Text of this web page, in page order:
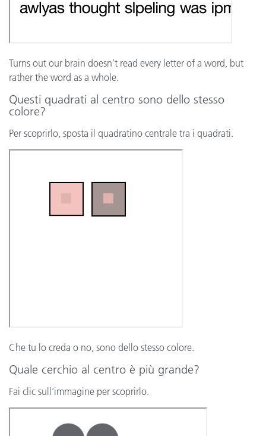
Turns out our brain doesn’t read every letter of a word, but
rather the word as a whole.
Questi quadrati al centro sono dello stesso
colore?
Per scoprirlo, sposta il quadratino centrale tra i quadrati.
Che tu lo creda o no, sono dello stesso colore.
Quale cerchio al centro è più grande?
Fai clic sull’immagine per scoprirlo.